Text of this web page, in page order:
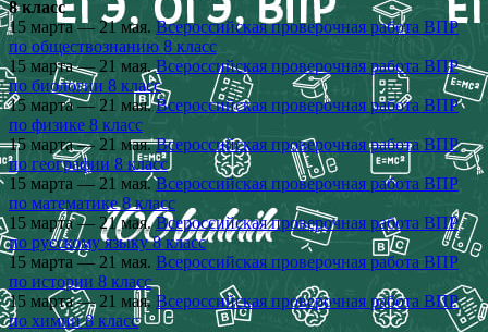
8 класс
15 марта — 21 мая. Всероссийская проверочная работа ВПР
по обществознанию 8 класс
15 марта — 21 мая.Всероссийская проверочная работа ВПР
по биологии 8 класс
15 марта — 21 мая.Всероссийская проверочная работа ВПР
по физике 8 класс
15 марта — 21 мая.Всероссийская проверочная работа ВПР
по географии 8 класс
15 марта — 21 мая.Всероссийская проверочная работа ВПР
по математике 8 класс
15 марта — 21 мая.Всероссийская проверочная работа ВПР
по русскому языку 8 класс
15 марта — 21 мая. Всероссийская проверочная работа ВПР
по истории 8 класс
15 марта — 21 мая. Всероссийская проверочная работа ВПР
по химии 8 класс